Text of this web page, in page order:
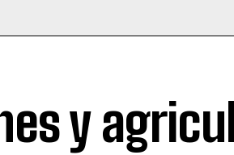
y